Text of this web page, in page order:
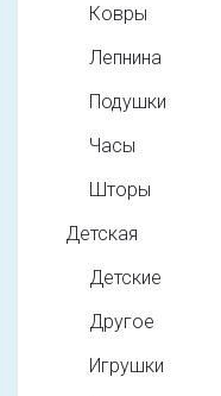
Ковры
Лепнина
Подушки
Часы
Шторы
Детская
Детские
Другое
Игрушки